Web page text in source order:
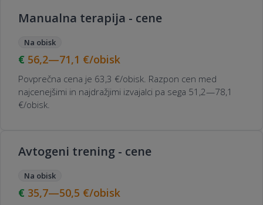
Manualna terapija - cene
Na obisk
56,2—71,1 €/obisk
Povprečna cena je 63,3 €/obisk. Razpon cen med
najcenejšimi in najdražjimi izvajalci pa sega 51,2—78,1
€/obisk.
Avtogeni trening - cene
Na obisk
35,7—50,5 €/obisk